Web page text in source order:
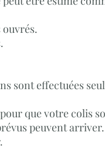
ouvrés.
sont effectuées
que votre colis
peuvent